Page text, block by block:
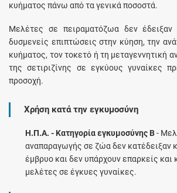
κυήματος πάνω από τα γενικά ποσοστά.
Μελέτες σε πειραματόζωα δεν
δυσμενείς επιπτώσεις στην κύηση, την
κυήματος, τον τοκετό ή τη μεταγεννητική
της σετιριζίνης σε εγκύους γυναίκες
προσοχή.
Χρήση κατά την εγκυμοσύνη
Η.Π.Α. - Κατηγορία εγκυμοσύνης B-
αναπαραγωγής σε ζώα δεν κατέδειξαν
έμβρυο και δεν υπάρχουν επαρκείς και
μελέτες σε έγκυες γυναίκες.